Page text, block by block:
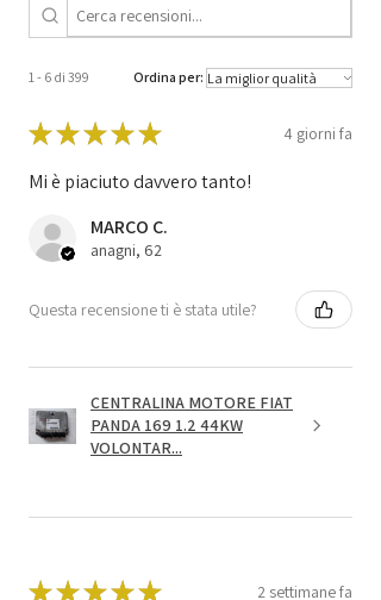
1 - 6 di 399 Ordina per:
★★★★★ 4 giorni fa
Mi è piaciuto davvero tanto!
MARCO C.
anagni, 62
Questa recensione ti è stata utile?
CENTRALINA MOTORE FIAT
PANDA 169 1.2 44KW
VOLONTAR...
★★★★★ 2 settimane fa